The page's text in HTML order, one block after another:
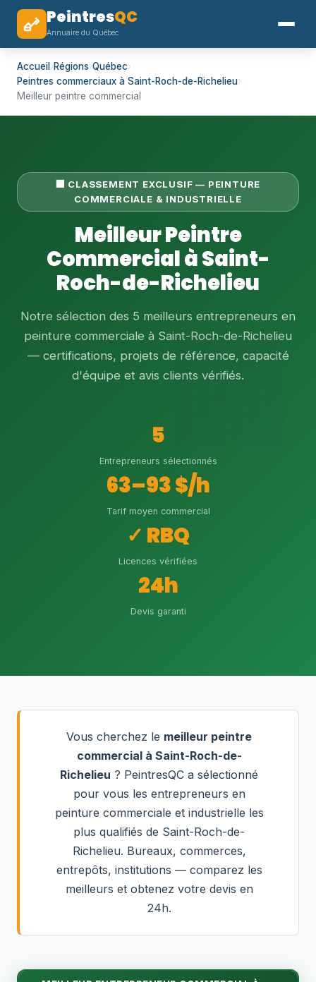
PeintresQC
Annuaire du Québec
Accueil ›Régions›Québec›
Peintres commerciaux à Saint-Roch-de-Richelieu›
Meilleur peintre commercial
🏢 CLASSEMENT EXCLUSIF — PEINTURE
COMMERCIALE & INDUSTRIELLE
Meilleur Peintre
Commercial à Saint-
Roch-de-Richelieu
Notre sélection des 5 meilleurs entrepreneurs en
peinture commerciale à Saint-Roch-de-Richelieu
— certifications, projets de référence, capacité
d'équipe et avis clients vérifiés.
5
Entrepreneurs sélectionnés
63–93 $/h
Tarif moyen commercial
✓ RBQ
Licences vérifiées
24h
Devis garanti
Vous cherchez le meilleur peintre
commercial à Saint-Roch-de-
Richelieu ? PeintresQC a sélectionné
pour vous les entrepreneurs en
peinture commerciale et industrielle les
plus qualifiés de Saint-Roch-de-
Richelieu. Bureaux, commerces,
entrepôts, institutions — comparez les
meilleurs et obtenez votre devis en
24h.